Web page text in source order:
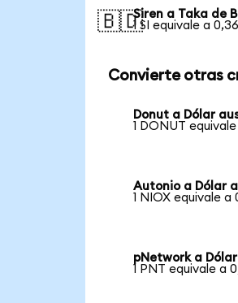
🇧🇩Siren a Taka de
1 SI equivale a
Convierte otras
Donut a Dólar
1 DONUT
Autonio a Dólar
1 NIOX equivale a
pNetwork a
1 PNT equivale a